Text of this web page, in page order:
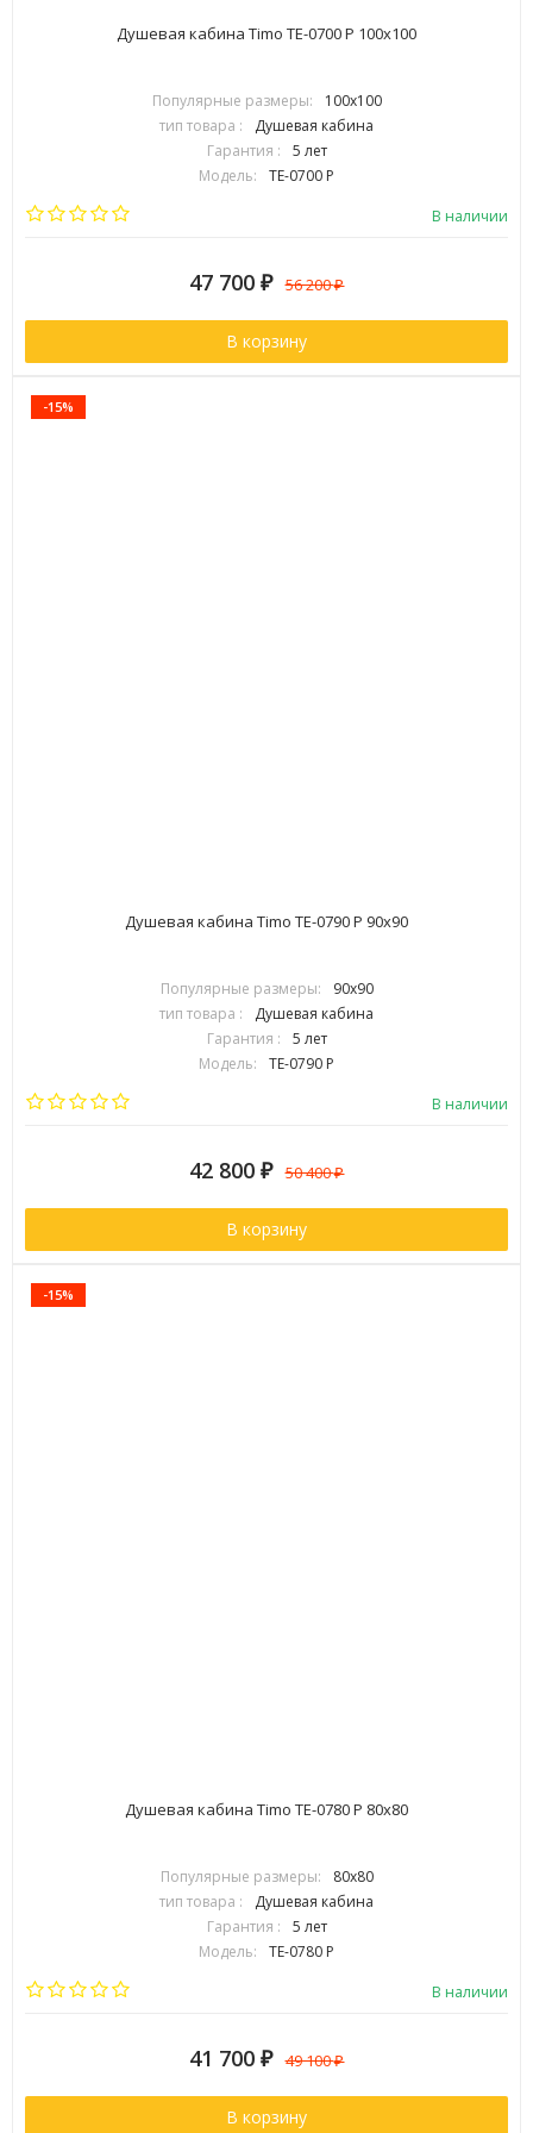
Душевая кабина Timo TE-0700 P 100х100
Популярные размеры:
100х100
тип товара :
Душевая кабина
Гарантия :
5 лет
Модель:
TE-0700 P
В наличии
47 700 ₽ 56 200₽
В корзину
-15%
Душевая кабина Timo TE-0790 P 90х90
Популярные размеры:
90х90
тип товара :
Душевая кабина
Гарантия :
5 лет
Модель:
TE-0790 P
В наличии
42 800 ₽ 50 400₽
В корзину
-15%
Душевая кабина Timo TE-0780 P 80х80
Популярные размеры:
80х80
тип товара :
Душевая кабина
Гарантия :
5 лет
Модель:
TE-0780 P
В наличии
41 700 ₽ 49 100₽
В корзину